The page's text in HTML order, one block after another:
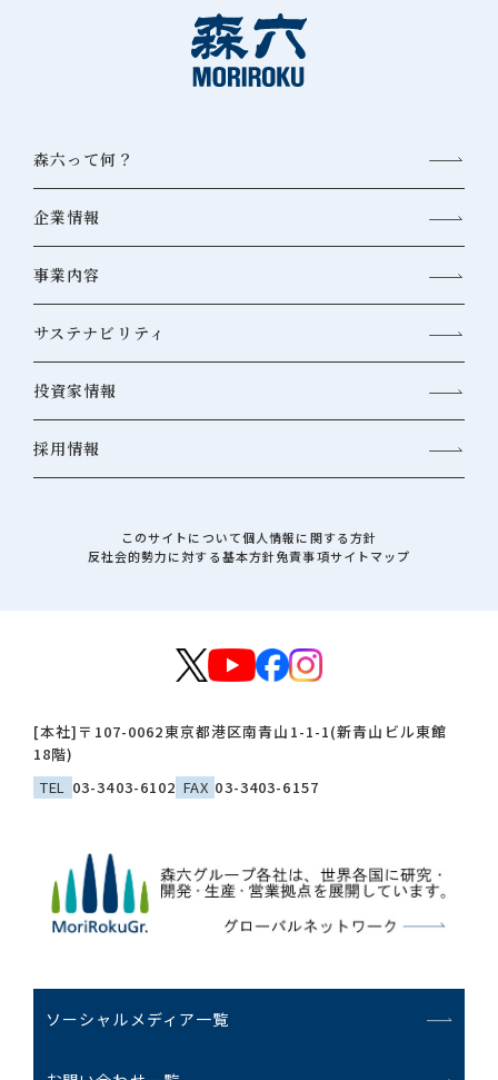
[本社] 〒107-0062東京都港区南青山1-1-1(新青山ビル東館
18階)
TEL 03-3403-6102 FAX 03-3403-6157
ソーシャルメディア一覧
森六って何？
企業情報
事業内容
サステナビリティ
投資家情報
採用情報
このサイトについて個人情報に関する方針
反社会的勢力に対する基本方針免責事項サイトマップ